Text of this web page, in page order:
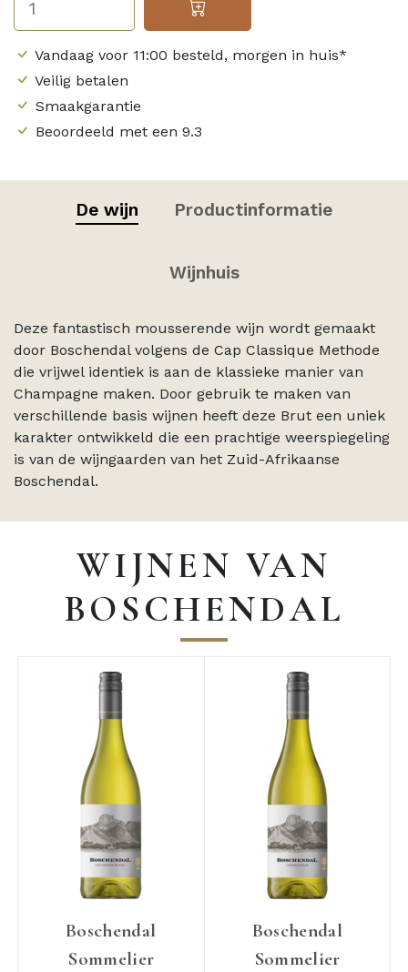
Vandaag voor 11:00 besteld, morgen in huis*
Veilig betalen
Smaakgarantie
Beoordeeld met een 9.3
De wijn Productinformatie
Wijnhuis
Deze fantastisch mousserende wijn wordt gemaakt
door Boschendal volgens de Cap Classique Methode
die vrijwel identiek is aan de klassieke manier van
Champagne maken. Door gebruik te maken van
verschillende basis wijnen heeft deze Brut een uniek
karakter ontwikkeld die een prachtige weerspiegeling
is van de wijngaarden van het Zuid-Afrikaanse
Boschendal.
WIJNEN VAN
BOSCHENDAL
Boschendal
Sommelier
Boschendal
Sommelier